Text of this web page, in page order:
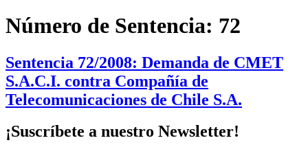
Número de Sentencia: 72
Sentencia 72/2008: Demanda de CMET
S.A.C.I. contra Compañía de
Telecomunicaciones de Chile S.A.
¡Suscríbete a nuestro Newsletter!